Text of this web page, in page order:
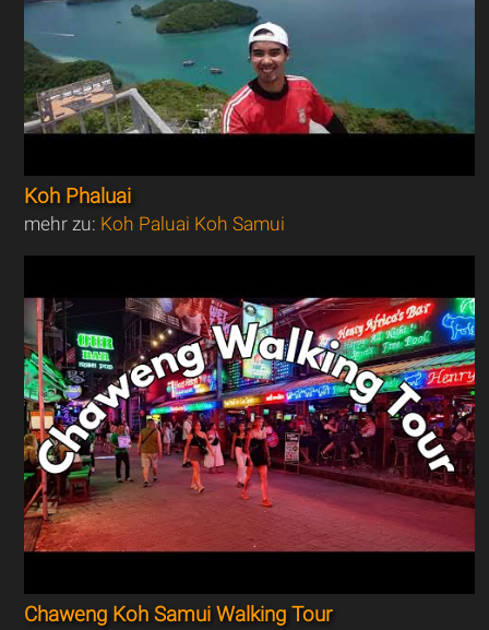
Koh Phaluai
mehr zu: Koh Paluai Koh Samui
Chaweng Koh Samui Walking Tour